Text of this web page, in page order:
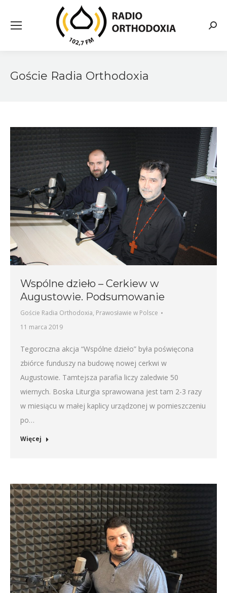
Goście Radia Orthodoxia
Wspólne dzieło – Cerkiew w
Augustowie. Podsumowanie
Goście Radia Orthodoxia, Prawosławie w Polsce
11 marca 2019
Tegoroczna akcja “Wspólne dzieło” była poświęcona
zbiórce funduszy na budowę nowej cerkwi w
Augustowie. Tamtejsza parafia liczy zaledwie 50
wiernych. Boska Liturgia sprawowana jest tam 2-3 razy
w miesiącu w małej kaplicy urządzonej w pomieszczeniu
po…
Więcej